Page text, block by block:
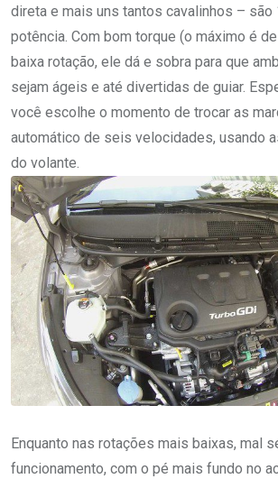
direta e mais uns tantos cavalinhos – são
potência. Com bom torque (o máximo é
baixa rotação, ele dá e sobra para que
sejam ágeis e até divertidas de guiar.
você escolhe o momento de trocar as
automático de seis velocidades, usando
do volante.
Enquanto nas rotações mais baixas, mal
funcionamento, com o pé mais fundo no